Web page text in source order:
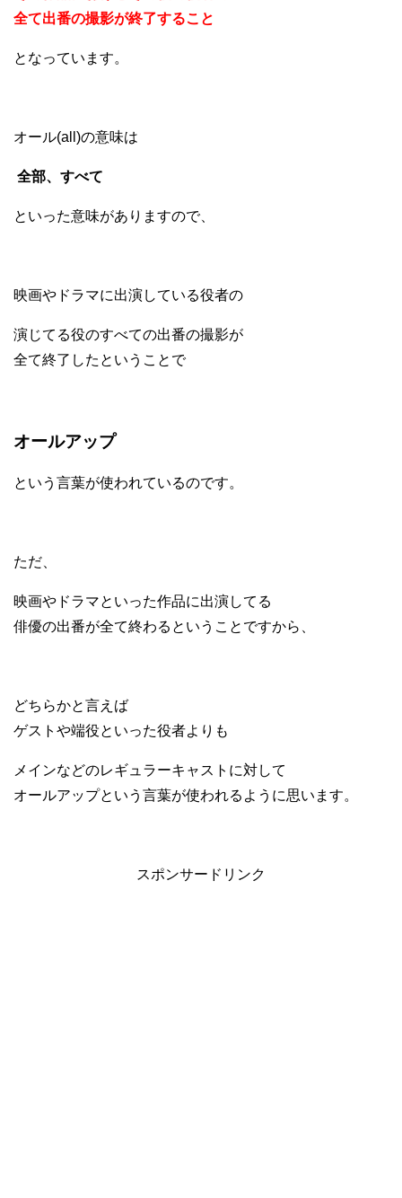
全て出番の撮影が終了すること
となっています。
オール(all)の意味は
全部、すべて
といった意味がありますので、
映画やドラマに出演している役者の
演じてる役のすべての出番の撮影が
全て終了したということで
オールアップ
という言葉が使われているのです。
ただ、
映画やドラマといった作品に出演してる
俳優の出番が全て終わるということですから、
どちらかと言えば
ゲストや端役といった役者よりも
メインなどのレギュラーキャストに対して
オールアップという言葉が使われるように思います。
スポンサードリンク